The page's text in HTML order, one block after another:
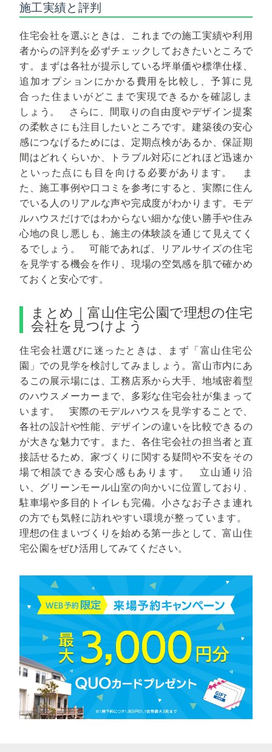
施工実績と評判
住宅会社を選ぶときは、これまでの施工実績や利用
者からの評判を必ずチェックしておきたいところで
す。まずは各社が提示している坪単価や標準仕様、
追加オプションにかかる費用を比較し、予算に見
合った住まいがどこまで実現できるかを確認しま
しょう。
さらに、間取りの自由度やデザイン提案
の柔軟さにも注目したいところです。建築後の安心
感につなげるためには、定期点検があるか、保証期
間はどれくらいか、トラブル対応にどれほど迅速か
といった点にも目を向ける必要があります。
ま
た、施工事例や口コミを参考にすると、実際に住ん
でいる人のリアルな声や完成度がわかります。モデ
ルハウスだけではわからない細かな使い勝手や住み
心地の良し悪しも、施主の体験談を通じて見えてく
るでしょう。
可能であれば、リアルサイズの住宅
を見学する機会を作り、現場の空気感を肌で確かめ
ておくと安心です。
まとめ｜富山住宅公園で理想の住宅
会社を見つけよう
住宅会社選びに迷ったときは、まず「富山住宅公
園」での見学を検討してみましょう。富山市内にあ
るこの展示場には、工務店系から大手、地域密着型
のハウスメーカーまで、多彩な住宅会社が集まって
います。
実際のモデルハウスを見学することで、
各社の設計や性能、デザインの違いを比較できるの
が大きな魅力です。また、各住宅会社の担当者と直
接話せるため、家づくりに関する疑問や不安をその
場で相談できる安心感もあります。
立山通り沿
い、グリーンモール山室の向かいに位置しており、
駐車場や多目的トイレも完備。小さなお子さま連れ
の方でも気軽に訪れやすい環境が整っています。
理想の住まいづくりを始める第一歩として、富山住
宅公園をぜひ活用してみてください。